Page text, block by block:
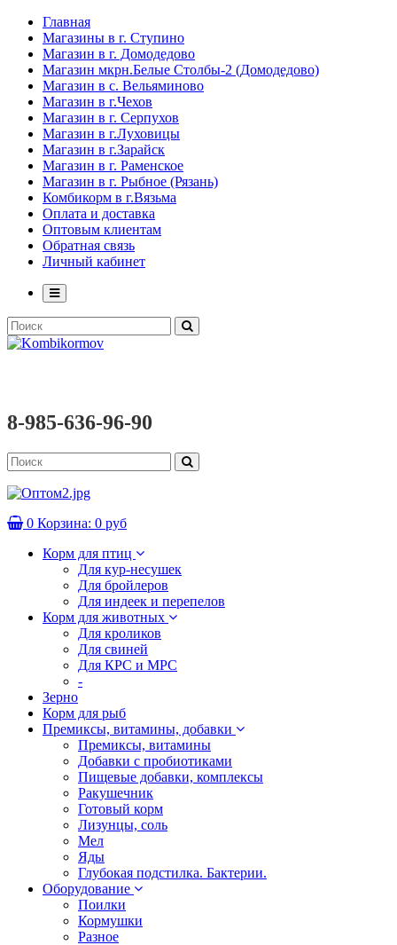
Главная
Магазины в г. Ступино
Магазин в г. Домодедово
Магазин мкрн.Белые Столбы-2 (Домодедово)
Магазин в с. Вельяминово
Магазин в г.Чехов
Магазин в г. Серпухов
Магазин в г.Луховицы
Магазин в г.Зарайск
Магазин в г. Раменское
Магазин в г. Рыбное (Рязань)
Комбикорм в г.Вязьма
Оплата и доставка
Оптовым клиентам
Обратная связь
Личный кабинет
8-985-636-96-90
0 Корзина: 0 руб
Корм для птиц
Для кур-несушек
Для бройлеров
Для индеек и перепелов
Корм для животных
Для кроликов
Для свиней
Для КРС и МРС
-
Зерно
Корм для рыб
Премиксы, витамины, добавки
Премиксы, витамины
Добавки с пробиотиками
Пищевые добавки, комплексы
Ракушечник
Готовый корм
Лизунцы, соль
Мел
Яды
Глубокая подстилка. Бактерии.
Оборудование
Поилки
Кормушки
Разное